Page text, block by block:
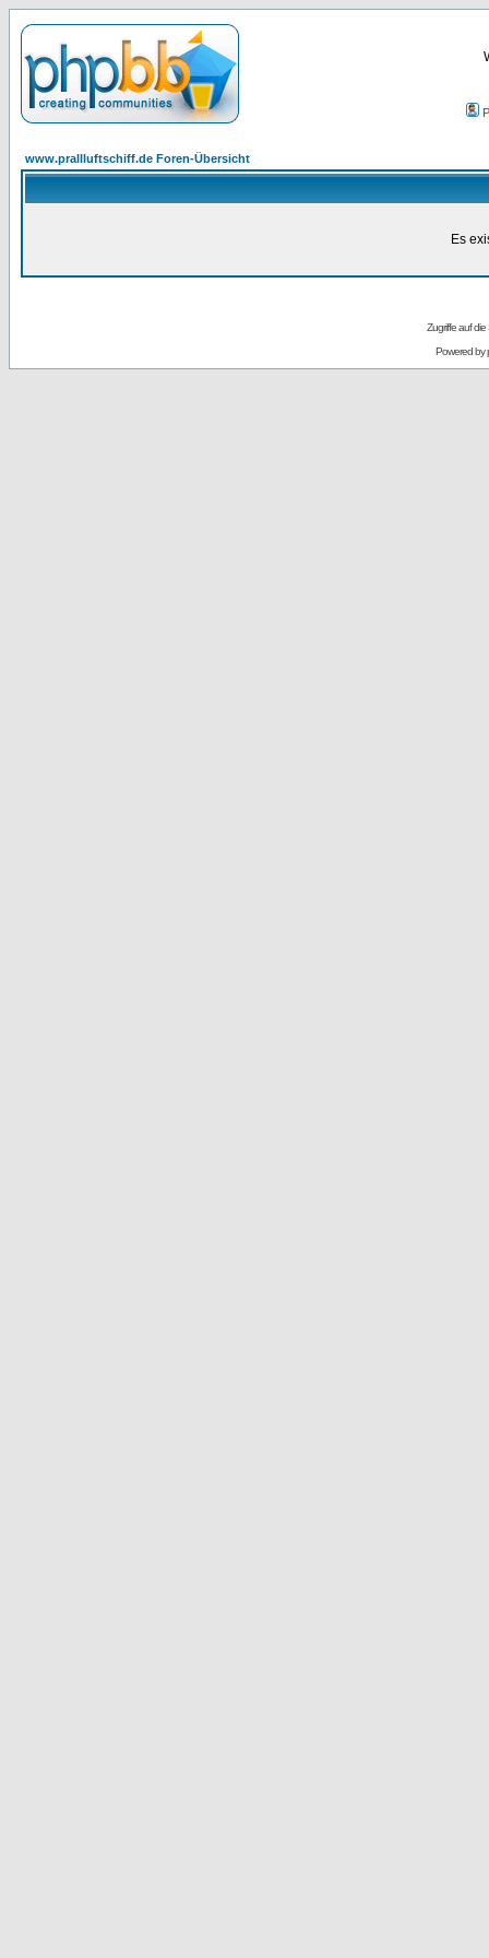
www.prallluftschiff.de Foren-Übersicht
Es
Zugriffe auf
Powered by